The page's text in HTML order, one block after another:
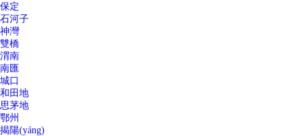
保定
石河子
神灣
雙橋
渭南
南匯
城口
和田地
思茅地
鄂州
揭陽(yáng)